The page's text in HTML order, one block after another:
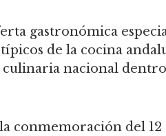
gastronómica
de la cocina
nacional
conmemoración del